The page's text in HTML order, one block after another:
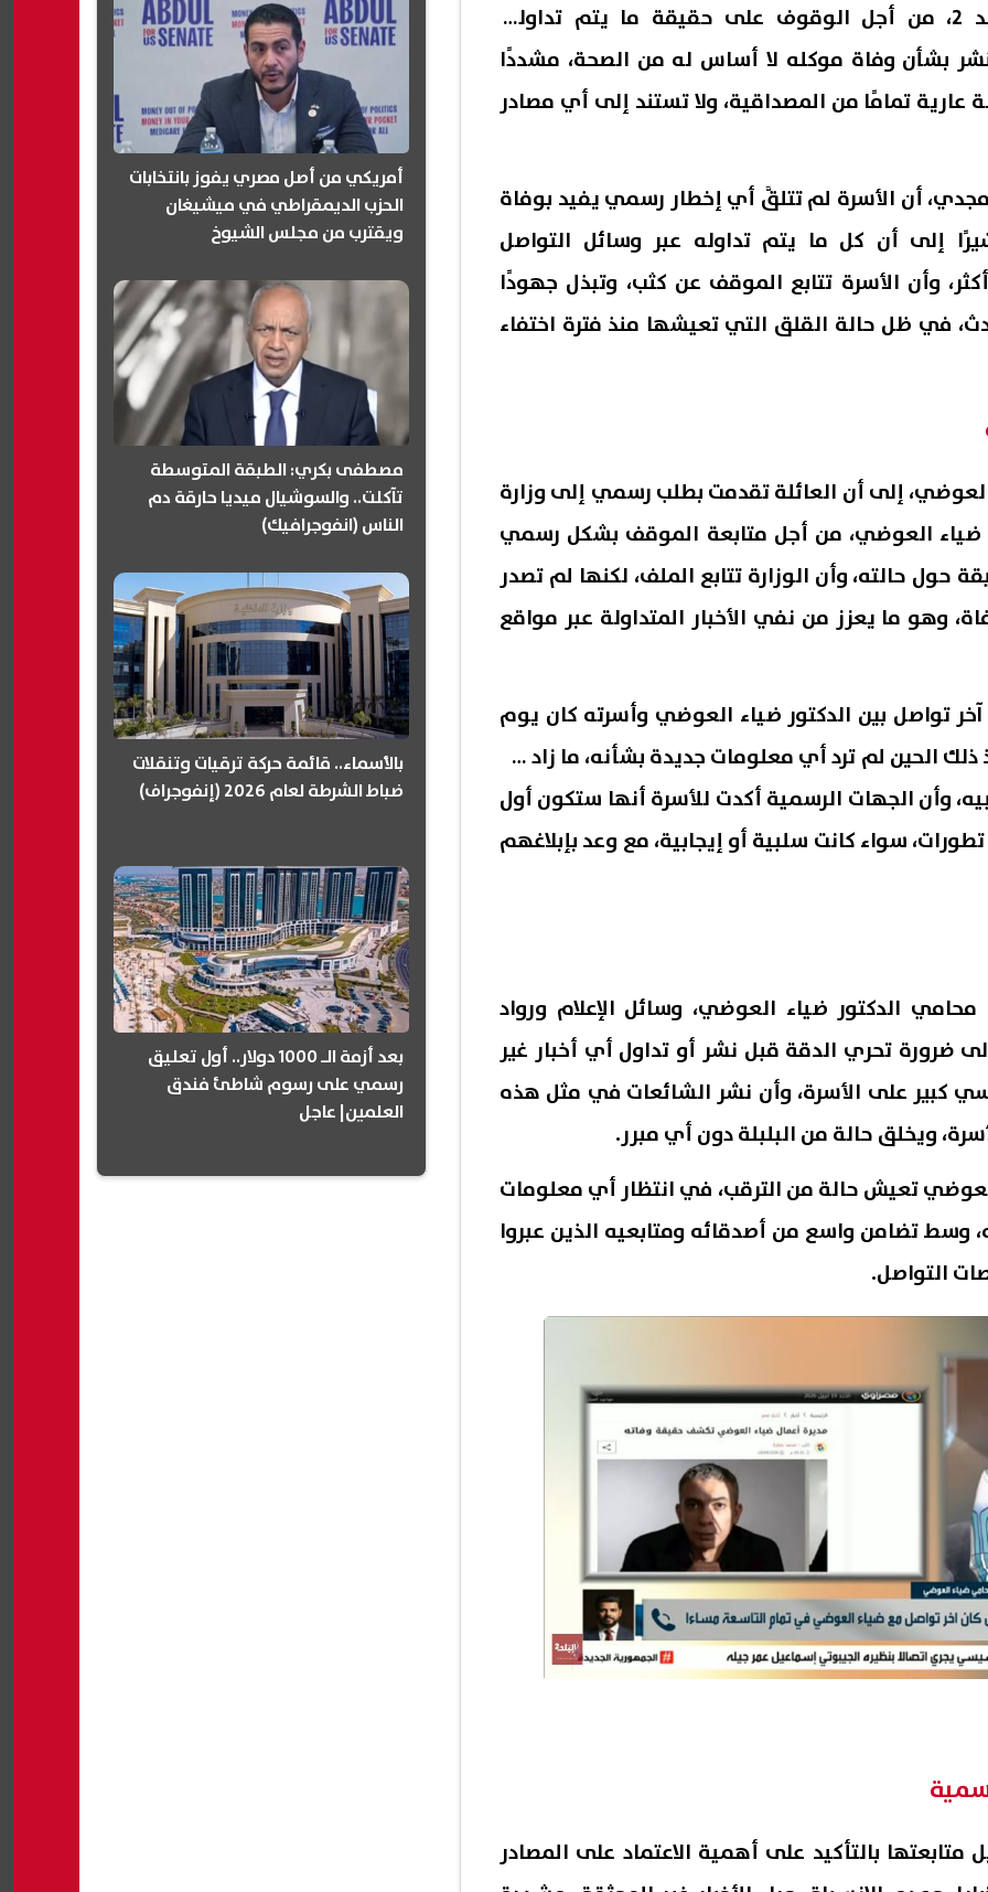
المذاع عبر قناة صدى البلد 2، من أجل الوقوف على حقيقة ما يتم تداوله،
بشأن وفاة موكله لا أساس له من الصحة، مشددًا
عارية تمامًا من المصداقية، ولا تستند إلى أي مصادر
أن الأسرة لم تتلقَّ أي إخطار رسمي يفيد بوفاة
إلى أن كل ما يتم تداوله عبر وسائل التواصل
وأن الأسرة تتابع الموقف عن كثب، وتبذل جهودًا
في ظل حالة القلق التي تعيشها منذ فترة اختفاء
إلى أن العائلة تقدمت بطلب رسمي إلى وزارة
ضياء العوضي، من أجل متابعة الموقف بشكل رسمي
حالته، وأن الوزارة تتابع الملف، لكنها لم تصدر
وهو ما يعزز من نفي الأخبار المتداولة عبر مواقع
بين الدكتور ضياء العوضي وأسرته كان يوم
12 أبريل، ومنذ ذلك الحين لم ترد أي معلومات جديدة بشأنه، ما زاد من
وأن الجهات الرسمية أكدت للأسرة أنها ستكون أول
سواء كانت سلبية أو إيجابية، مع وعد بإبلاغهم
الدكتور ضياء العوضي، وسائل الإعلام ورواد
ضرورة تحري الدقة قبل نشر أو تداول أي أخبار غير
كبير على الأسرة، وأن نشر الشائعات في مثل هذه
ويخلق حالة من البلبلة دون أي مبرر.
العوضي تعيش حالة من الترقب، في انتظار أي معلومات
تضامن واسع من أصدقائه ومتابعيه الذين عبروا
التواصل.
متابعتها بالتأكيد على أهمية الاعتماد على المصادر
أمريكي من أصل مصري يفوز بانتخابات
الحزب الديمقراطي في ميشيغان
ويقترب من مجلس الشيوخ
مصطفى بكري: الطبقة المتوسطة
تآكلت.. والسوشيال ميديا حارقة دم
الناس (انفوجرافيك)
بالأسماء.. قائمة حركة ترقيات وتنقلات
ضباط الشرطة لعام 2026 (إنفوجراف)
بعد أزمة الـ 1000 دولار.. أول تعليق
رسمي على رسوم شاطئ فندق
العلمين| عاجل